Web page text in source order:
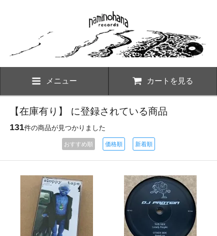
メニュー カートを見る
【在庫有り】 に登録されている商品
131件の商品が見つかりました
おすすめ順 価格順 新着順